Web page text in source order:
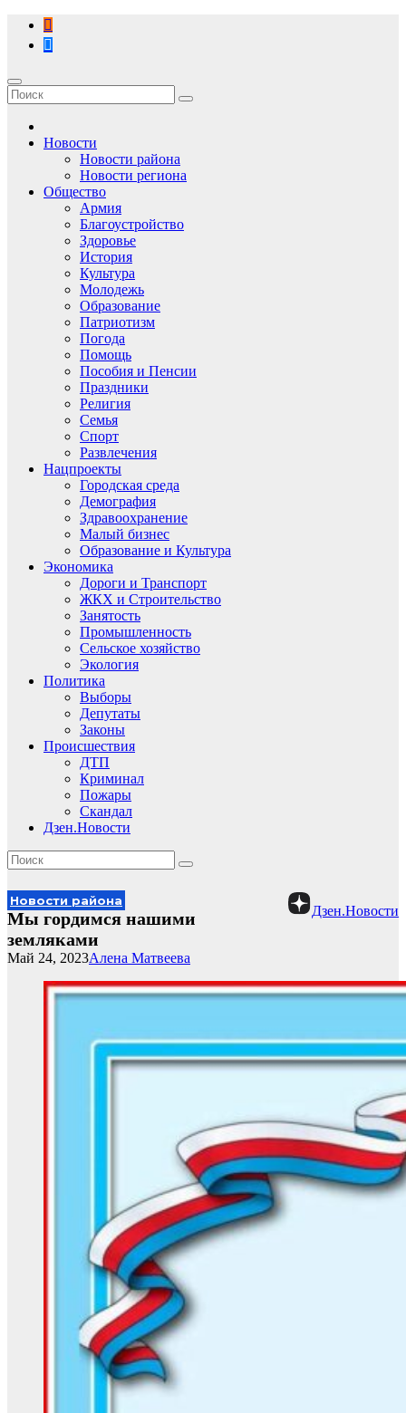
Перейти
содержимому
Новости
Новости района
Новости региона
Общество
Армия
Благоустройство
Здоровье
История
Культура
Молодежь
Образование
Патриотизм
Погода
Помощь
Пособия и Пенсии
Праздники
Религия
Семья
Спорт
Развлечения
Нацпроекты
Городская среда
Демография
Здравоохранение
Малый бизнес
Образование и Культура
Экономика
Дороги и Транспорт
ЖКХ и Строительство
Занятость
Промышленность
Сельское хозяйство
Экология
Политика
Выборы
Депутаты
Законы
Происшествия
ДТП
Криминал
Пожары
Скандал
Дзен.Новости
Дзен.Новости
Новости района
Мы гордимся нашими
земляками
Алена Матвеева
Май 24, 2023